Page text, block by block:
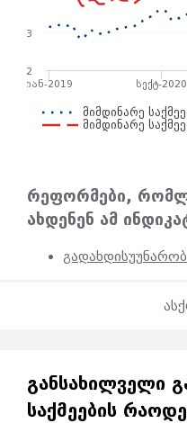
მიმდინარე
მიმდინარე
იან-2019 სექტ-2020
2
3
რეფორმები,
ახდენენ ამ
ᲒᲐᲜᲡᲐᲮᲘᲚᲕᲔᲚᲘ
ᲡᲐᲥᲛᲔᲔᲑᲘᲡ